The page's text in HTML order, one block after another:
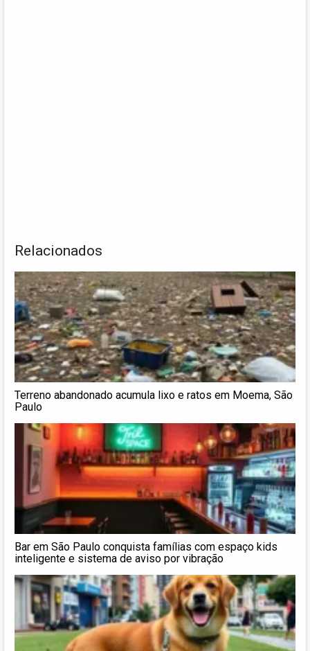
Relacionados
Terreno abandonado acumula lixo e ratos em Moema, São
Paulo
Bar em São Paulo conquista famílias com espaço kids
inteligente e sistema de aviso por vibração